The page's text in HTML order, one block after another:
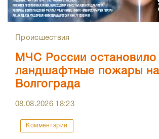
Происшествия
МЧС России остановило
ландшафтные пожары
Волгограда
08.08.2026 18:23
Комментарии